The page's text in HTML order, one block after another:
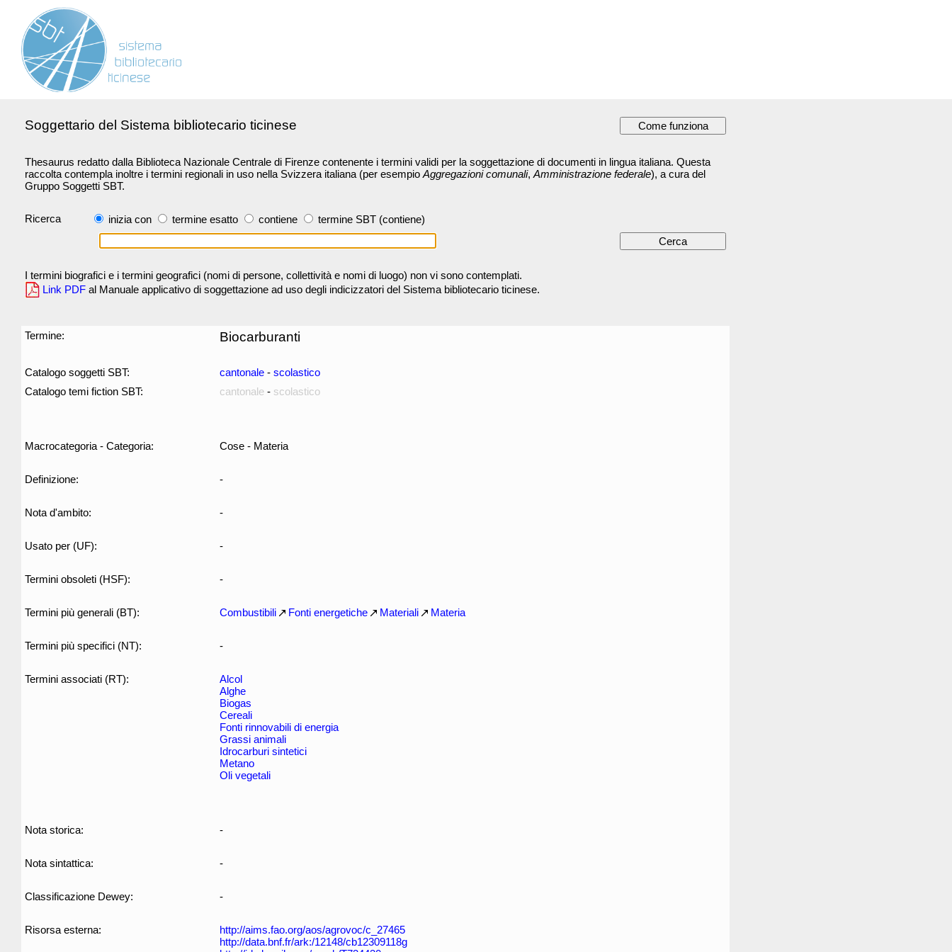
Soggettario del Sistema bibliotecario ticinese
Thesaurus redatto dalla Biblioteca Nazionale Centrale di Firenze contenente i termini validi per la soggettazione di documenti in lingua italiana. Questa
raccolta contempla inoltre i termini regionali in uso nella Svizzera italiana (per esempio Aggregazioni comunali, Amministrazione federale), a cura del
Gruppo Soggetti SBT.
Ricerca inizia con termine esatto contiene termine SBT (contiene)
I termini biografici e i termini geografici (nomi di persone, collettività e nomi di luogo) non vi sono contemplati.
Link PDF al Manuale applicativo di soggettazione ad uso degli indicizzatori del Sistema bibliotecario ticinese.
Termine: Biocarburanti
Catalogo soggetti SBT: cantonale - scolastico
Catalogo temi fiction SBT:
cantonale - scolastico
Macrocategoria - Categoria: Cose - Materia
Definizione: -
Nota d'ambito: -
Usato per (UF): -
Termini obsoleti (HSF): -
Termini più generali (BT): Combustibili Fonti energetiche Materiali Materia
Termini più specifici (NT): -
Termini associati (RT):
Alcol
Alghe
Biogas
Cereali
Fonti rinnovabili di energia
Grassi animali
Idrocarburi sintetici
Metano
Oli vegetali
Nota storica: -
Nota sintattica: -
Classificazione Dewey: -
Risorsa esterna:
http://aims.fao.org/aos/agrovoc/c_27465
http://data.bnf.fr/ark:/12148/cb12309118g